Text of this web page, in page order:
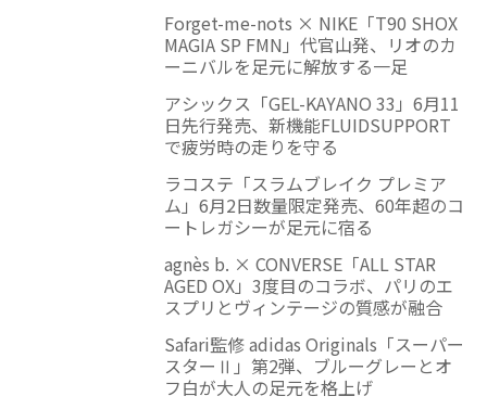
Forget-me-nots × NIKE「T90 SHOX
MAGIA SP FMN」代官山発、リオのカ
ーニバルを足元に解放する一足
アシックス「GEL-KAYANO 33」6月11
日先行発売、新機能FLUIDSUPPORT
で疲労時の走りを守る
ラコステ「スラムブレイク プレミア
ム」6月2日数量限定発売、60年超のコ
ートレガシーが足元に宿る
agnès b. × CONVERSE「ALL STAR
AGED OX」3度目のコラボ、パリのエ
スプリとヴィンテージの質感が融合
Safari監修 adidas Originals「スーパー
スターⅡ」第2弾、ブルーグレーとオ
フ白が大人の足元を格上げ